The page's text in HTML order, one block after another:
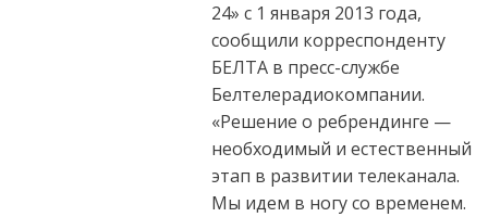
24» с 1 января 2013 года,
сообщили корреспонденту
БЕЛТА в пресс-службе
Белтелерадиокомпании.
«Решение о ребрендинге —
необходимый и естественный
этап в развитии телеканала.
Мы идем в ногу со временем.